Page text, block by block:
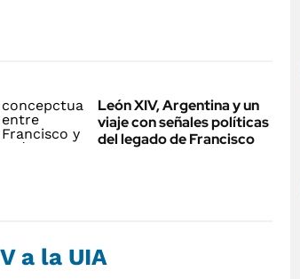
León XIV, Argentina y un
viaje con señales políticas
del legado de Francisco
a la UIA